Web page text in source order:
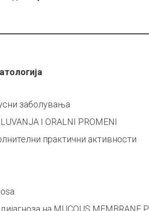
заболувања
VANJA I ORALNI PROMENI
практични активности
на MUCOUS